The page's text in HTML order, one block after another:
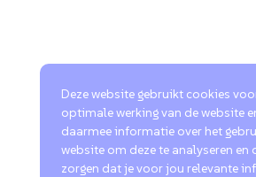
Deze website gebruikt cookies
optimale werking van de website
daarmee informatie over het
website om deze te analyseren en
zorgen dat je voor jou relevante